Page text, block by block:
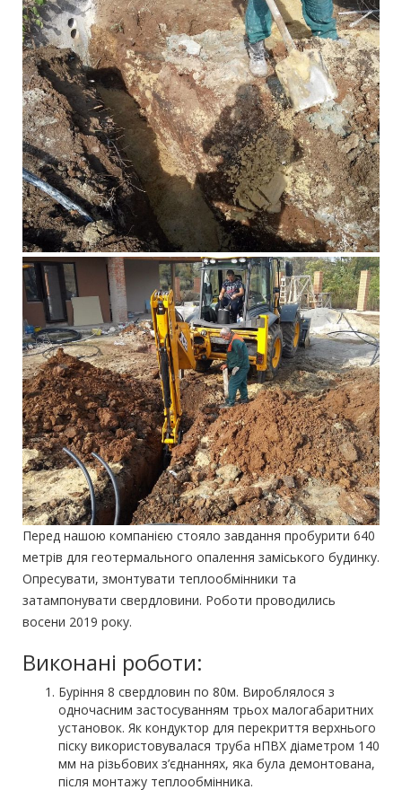
Перед нашою компанією стояло завдання пробурити 640
метрів для геотермального опалення заміського будинку.
Опресувати, змонтувати теплообмінники та
затампонувати свердловини. Роботи проводились
восени 2019 року.
Виконані роботи:
Буріння 8 свердловин по 80м. Вироблялося з
одночасним застосуванням трьох малогабаритних
установок. Як кондуктор для перекриття верхнього
піску використовувалася труба нПВХ діаметром 140
мм на різьбових з’єднаннях, яка була демонтована,
після монтажу теплообмінника.